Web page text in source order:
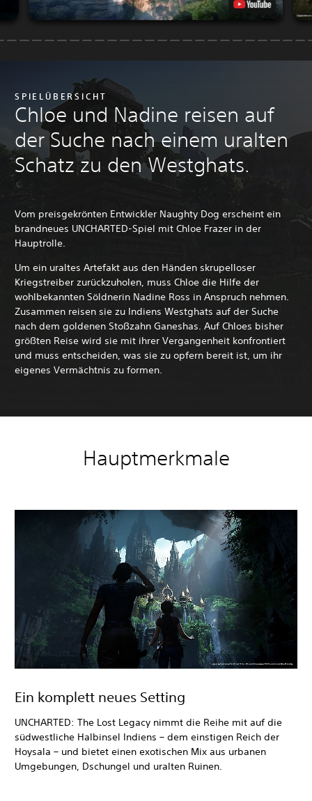
SPIELÜBERSICHT
Chloe und Nadine reisen auf
der Suche nach einem uralten
Schatz zu den Westghats.
Vom preisgekrönten Entwickler Naughty Dog erscheint ein
brandneues UNCHARTED-Spiel mit Chloe Frazer in der
Hauptrolle.
Um ein uraltes Artefakt aus den Händen skrupelloser
Kriegstreiber zurückzuholen, muss Chloe die Hilfe der
wohlbekannten Söldnerin Nadine Ross in Anspruch nehmen.
Zusammen reisen sie zu Indiens Westghats auf der Suche
nach dem goldenen Stoßzahn Ganeshas. Auf Chloes bisher
größten Reise wird sie mit ihrer Vergangenheit konfrontiert
und muss entscheiden, was sie zu opfern bereit ist, um ihr
eigenes Vermächtnis zu formen.
Hauptmerkmale
Ein komplett neues Setting
UNCHARTED: The Lost Legacy nimmt die Reihe mit auf die
südwestliche Halbinsel Indiens – dem einstigen Reich der
Hoysala – und bietet einen exotischen Mix aus urbanen
Umgebungen, Dschungel und uralten Ruinen.